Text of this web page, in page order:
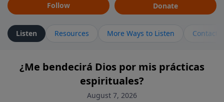
Follow Donate
Listen Resources More Ways to Listen Contact
¿Me bendecirá Dios por mis prácticas
espirituales?
August 7, 2026